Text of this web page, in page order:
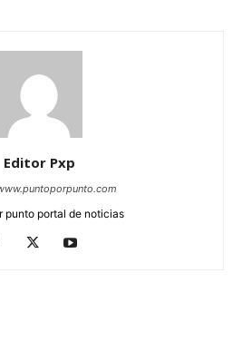
Editor Pxp
punto portal de noticias